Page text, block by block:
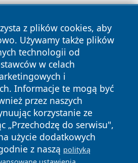
z plików cookies, aby
Używamy także plików
technologii od
w celach
i
Informacje te mogą być
przez naszych
korzystanie ze
„Przechodzę do serwisu",
użycie dodatkowych
z naszą polityką
Wszystkie prawa
Polityka
Cookies